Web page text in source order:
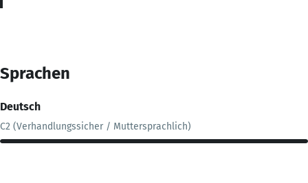
Sprachen
Deutsch
C2 (Verhandlungssicher / Muttersprachlich)